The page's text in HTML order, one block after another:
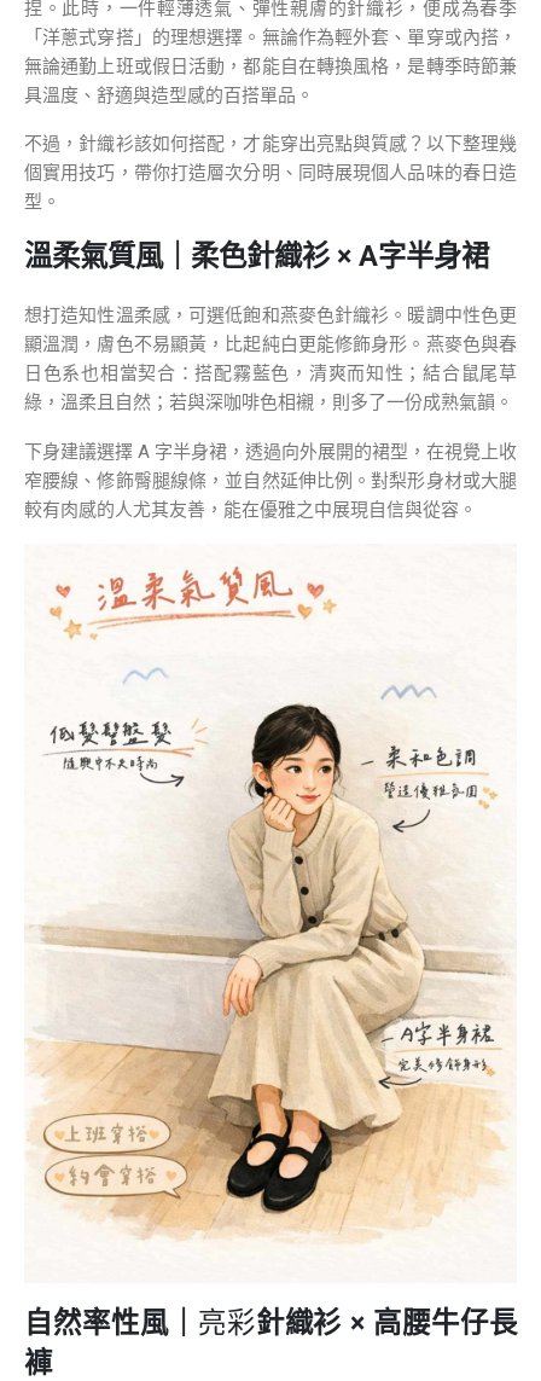
捏。此時，一件輕薄透氣、彈性親膚的針織衫，便成為春季
「洋蔥式穿搭」的理想選擇。無論作為輕外套、單穿或內搭，
無論通勤上班或假日活動，都能自在轉換風格，是轉季時節兼
具溫度、舒適與造型感的百搭單品。
不過，針織衫該如何搭配，才能穿出亮點與質感？以下整理幾
個實用技巧，帶你打造層次分明、同時展現個人品味的春日造
型。
溫柔氣質風｜柔色針織衫 × A字半身裙
想打造知性溫柔感，可選低飽和燕麥色針織衫。暖調中性色更
顯溫潤，膚色不易顯黃，比起純白更能修飾身形。燕麥色與春
日色系也相當契合：搭配霧藍色，清爽而知性；結合鼠尾草
綠，溫柔且自然；若與深咖啡色相襯，則多了一份成熟氣韻。
下身建議選擇 A 字半身裙，透過向外展開的裙型，在視覺上收
窄腰線、修飾臀腿線條，並自然延伸比例。對梨形身材或大腿
較有肉感的人尤其友善，能在優雅之中展現自信與從容。
自然率性風｜ 亮彩針織衫 × 高腰牛仔長
褲